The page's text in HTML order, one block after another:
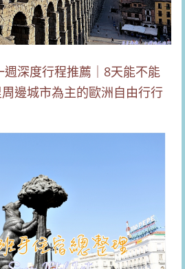
週深度行程推薦｜8天能不能
邊城市為主的歐洲自由行行